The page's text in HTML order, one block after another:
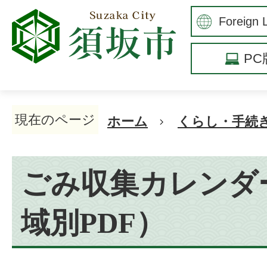
PC
現在のページ ホーム くらし・手続
ごみ収集カレン
域別PDF）